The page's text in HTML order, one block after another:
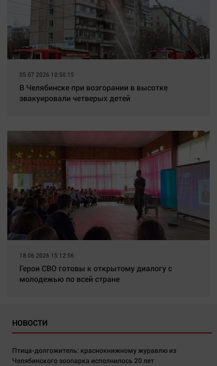
05.07.2026 10:50:15
В Челябинске при возгорании в высотке
эвакуировали четверых детей
18.06.2026 15:12:56
Герои СВО готовы к открытому диалогу с
молодежью по всей стране
НОВОСТИ
Птица-долгожитель: краснокнижному журавлю из
Челябинского зоопарка исполнилось 20 лет